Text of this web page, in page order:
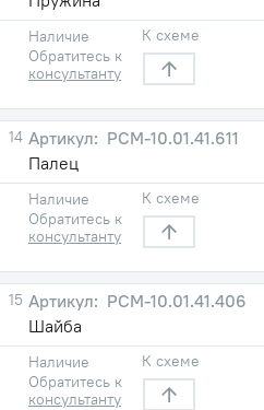
Наличие
Обратитесь к
консультанту
К схеме
14
РСМ-10.01.41.611
Палец
Наличие
Обратитесь к
консультанту
К схеме
15
РСМ-10.01.41.406
Шайба
Наличие
Обратитесь к
консультанту
К схеме